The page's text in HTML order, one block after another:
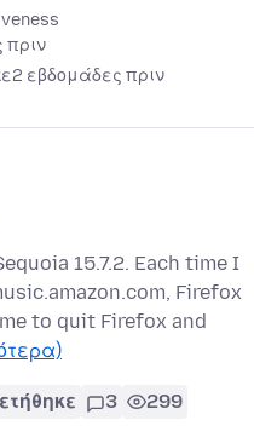
πριν
2 εβδομάδες πριν
15.7.2. Each time I
Firefox
to quit Firefox and
3 299